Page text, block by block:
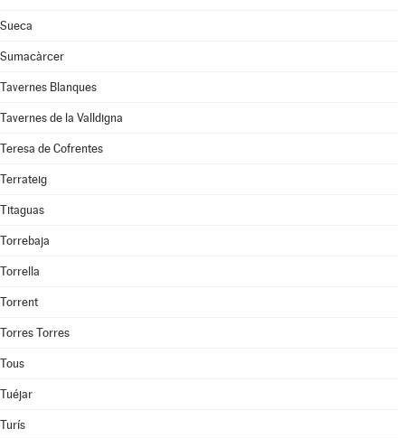
Sueca
Sumacàrcer
Tavernes Blanques
Tavernes de la Valldigna
Teresa de Cofrentes
Terrateig
Titaguas
Torrebaja
Torrella
Torrent
Torres Torres
Tous
Tuéjar
Turís